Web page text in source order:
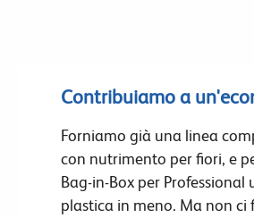
Contribuiamo a
Forniamo già una linea
con nutrimento per fiori, e
Bag-in-Box per
plastica in meno. Ma non ci